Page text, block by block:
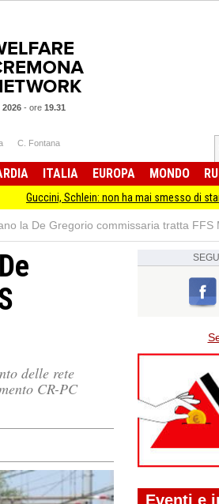
- ore 19.31
C. Fontana
ITALIA EUROPA MONDO
Schlein: non ha mai smesso di stare dalla
la De Gregorio commissaria tratta FFS
delle rete
CR-PC
Eventi e